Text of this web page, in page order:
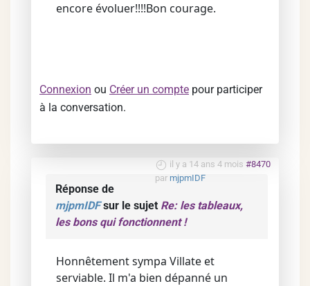
encore évoluer!!!!Bon courage.
Connexion ou Créer un compte pour participer
à la conversation.
il y a 14 ans 4 mois #8470
par mjpmIDF
Réponse de
mjpmIDFsur le sujet Re: les tableaux,
les bons qui fonctionnent !
Honnêtement sympa Villate et
serviable. Il m'a bien dépanné un